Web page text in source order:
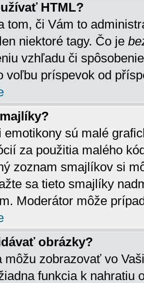
HTML?
tom, či Vám to
niektoré tagy. Čo je
vzhľadu či
voľbu príspevok od
emotikony sú malé
za použitia malého
zoznam smajlíkov si
sa tieto smajlíky
Moderátor môže
obrázky?
môžu zobrazovať vo
funkcia k nahratiu